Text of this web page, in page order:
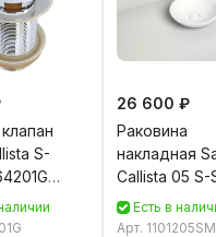
S-
26 600 ₽
Раковина
накладная
Callista 05 S-
37 см
Есть в
Арт. 1101205SM